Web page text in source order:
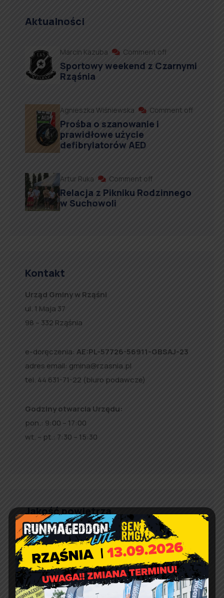
Aktualności
Marcin Kazuba Comment off
Sportowy weekend z Czarnymi
Rząśnia
Agnieszka Wiśniewska Comment off
Prośba o szanowanie i
prawidłowe użycie
defibrylatorów AED
Artur Ruka Comment off
Relacja z Pikniku Rodzinnego
w Suchowoli
Kontakt
Urząd Gminy w Rząśni
ul. 1 Maja 37
98 – 332 Rząśnia
e-doręczenia: AE:PL-57726-56911-GBSAJ-23
adres email: gmina@rzasnia.pl
tel. 44 631-71-22 (biuro podawcze)
Godziny otwarcia Urzędu:
pon.: 9:00 – 17:00
wt. – pt.: 7:30 – 15:30
Jakość powietrza